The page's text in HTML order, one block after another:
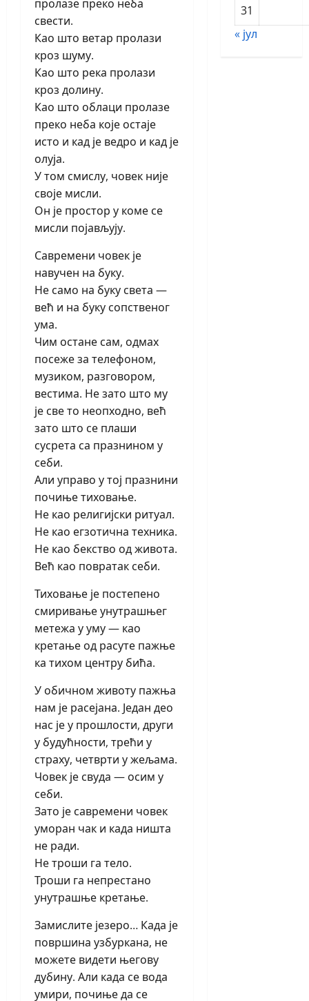
пролазе преко неба
свести.
Као што ветар пролази
кроз шуму.
Као што река пролази
кроз долину.
Као што облаци пролазе
преко неба које остаје
исто и кад је ведро и кад је
олуја.
У том смислу, човек није
своје мисли.
Он је простор у коме се
мисли појављују.
Савремени човек је
навучен на буку.
Не само на буку света —
већ и на буку сопственог
ума.
Чим остане сам, одмах
посеже за телефоном,
музиком, разговором,
вестима. Не зато што му
је све то неопходно, већ
зато што се плаши
сусрета са празнином у
себи.
Али управо у тој празнини
почиње тиховање.
Не као религијски ритуал.
Не као егзотична техника.
Не као бекство од живота.
Већ као повратак себи.
Тиховање је постепено
смиривање унутрашњег
метежа у уму — као
кретање од расуте пажње
ка тихом центру бића.
У обичном животу пажња
нам је расејана. Један део
нас је у прошлости, други
у будућности, трећи у
страху, четврти у жељама.
Човек је свуда — осим у
себи.
Зато је савремени човек
уморан чак и када ништа
не ради.
Не троши га тело.
Троши га непрестано
унутрашње кретање.
Замислите језеро… Када је
површина узбуркана, не
можете видети његову
дубину. Али када се вода
умири, почиње да се
31
« јул